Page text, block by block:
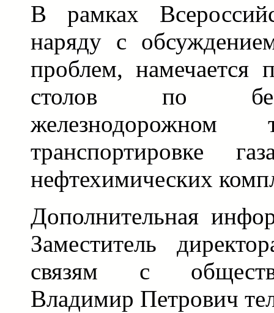
В рамках
наряду с
проблем, намечается
столов по
железнодорожном
транспортировке
нефтехимических
Дополнительная
Заместитель
связям с
Владимир Петрович